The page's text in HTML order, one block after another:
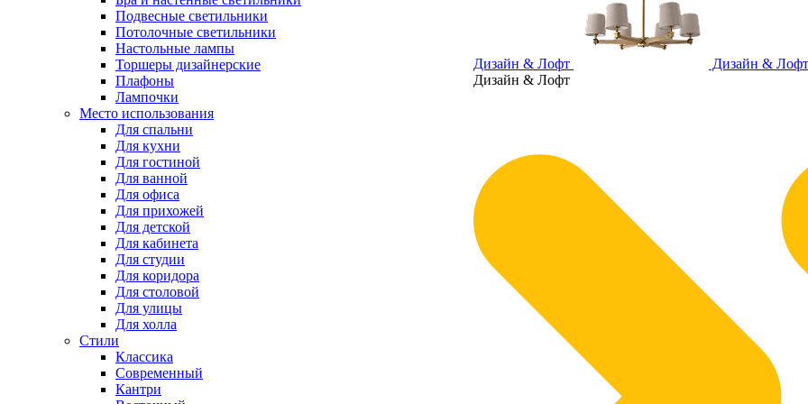
Дизайн & Лофт
Дизайн & Лофт
Дизайн & Лофт
Подвесные светильники
Потолочные светильники
Настольные лампы
Торшеры дизайнерские
Плафоны
Лампочки
Место использования
Для спальни
Для кухни
Для гостиной
Для ванной
Для офиса
Для прихожей
Для детской
Для кабинета
Для студии
Для коридора
Для столовой
Для улицы
Для холла
Стили
Классика
Современный
Кантри